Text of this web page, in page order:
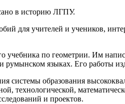
в историю ЛГПУ.
для учителей и учеников,
по геометрии. Им
румынском языках. Его работы
системы образования
технологической,
и проектов.